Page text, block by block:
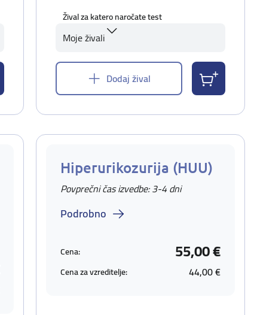
Žival za katero naročate test
Moje živali
Dodaj žival
Hiperurikozurija (HUU)
Povprečni čas izvedbe: 3-4 dni
Podrobno
Cena: 55,00 €
Cena za vzreditelje: 44,00 €